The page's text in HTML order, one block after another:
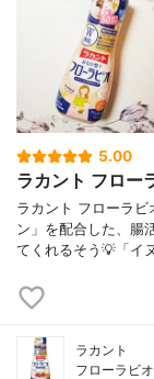
5.00
ラカント フロー
ラカント フローラビ
ン」を配合した、腸
てくれるそう💡「イ
ラカント
フローラビオ